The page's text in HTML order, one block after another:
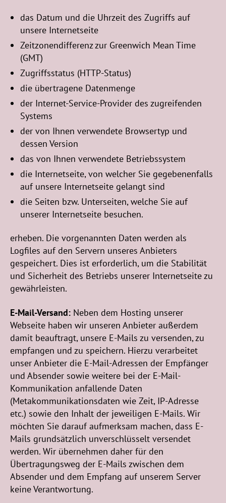
das Datum und die Uhrzeit des Zugriffs auf
unsere Internetseite
Zeitzonendifferenz zur Greenwich Mean Time
(GMT)
Zugriffsstatus (HTTP-Status)
die übertragene Datenmenge
der Internet-Service-Provider des zugreifenden
Systems
der von Ihnen verwendete Browsertyp und
dessen Version
das von Ihnen verwendete Betriebssystem
die Internetseite, von welcher Sie gegebenenfalls
auf unsere Internetseite gelangt sind
die Seiten bzw. Unterseiten, welche Sie auf
unserer Internetseite besuchen.
erheben. Die vorgenannten Daten werden als
Logfiles auf den Servern unseres Anbieters
gespeichert. Dies ist erforderlich, um die Stabilität
und Sicherheit des Betriebs unserer Internetseite zu
gewährleisten.
E-Mail-Versand: Neben dem Hosting unserer
Webseite haben wir unseren Anbieter außerdem
damit beauftragt, unsere E-Mails zu versenden, zu
empfangen und zu speichern. Hierzu verarbeitet
unser Anbieter die E-Mail-Adressen der Empfänger
und Absender sowie weitere bei der E-Mail-
Kommunikation anfallende Daten
(Metakommunikationsdaten wie Zeit, IP-Adresse
etc.) sowie den Inhalt der jeweiligen E-Mails. Wir
möchten Sie darauf aufmerksam machen, dass E-
Mails grundsätzlich unverschlüsselt versendet
werden. Wir übernehmen daher für den
Übertragungsweg der E-Mails zwischen dem
Absender und dem Empfang auf unserem Server
keine Verantwortung.